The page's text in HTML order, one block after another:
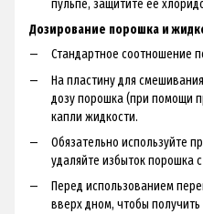
пульпе, защитите ее
Дозирование порошка и
Стандартное соотношение
На пластину для
дозу порошка (при помощи
капли жидкости.
Обязательно используйте
удаляйте избыток порошка
Перед использованием
вверх дном, чтобы